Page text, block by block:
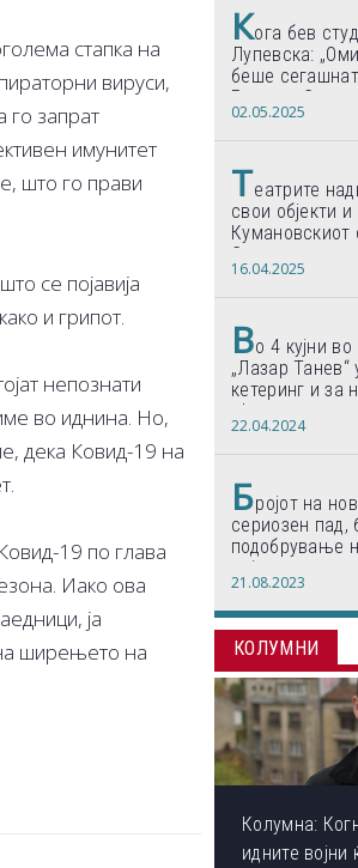
стапка на
вируси,
го запрат
имунитет
што го прави
се појавија
и грипот.
непознати
во иднина. Но,
дека Ковид-19 на
19 по глава
Иако ова
ја
ширењето на
Кога бев
Лупевска:
беше
Гордана
02.05.2025
Театрите
свои објекти
Кумановскиот
Струмичкиот
16.04.2025
Во 4 кујни
„Лазар
кетеринг и за
„Формиравме
по светски
22.04.2024
Бројот на
сериозен пад,
подобрување
дојде до
21.08.2023
КОЛУМНИ
Колумна:
идните војни